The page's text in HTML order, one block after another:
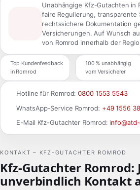
KONTAKT – KFZ-GUTACHTER ROMROD
Kfz-Gutachter Romrod:
unverbindlich Kontakt
Unabhängige Kfz-Gutachten in
faire Regulierung,
rechtssichere Dokumentation
Versicherungen. Auf Wunsch
von Romrod innerhalb der
Top Kundenfeedback
in Romrod
100 % unabhängig
vom Versicherer
Hotline für Romrod:0800 1553 5543
WhatsApp-Service Romrod: +49 1556
E-Mail Kfz-Gutachter Romrod: